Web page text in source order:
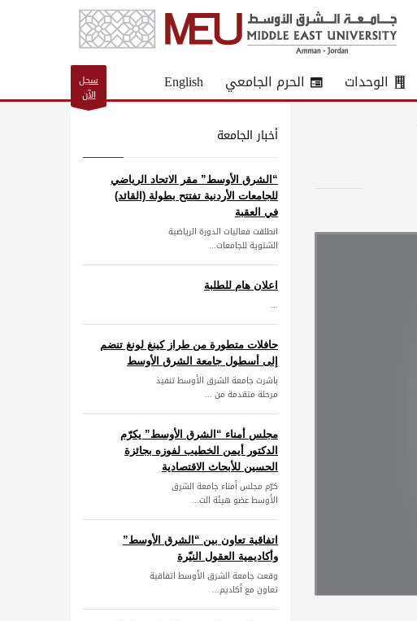
الوحدات الحرم الجامعي English
سجل
الآن
أخبار الجامعة
“الشرق الأوسط” مقر الاتحاد الرياضي
للجامعات الأردنية تفتتح بطولة (القائد)
في العقبة
انطلقت فعاليات الدورة الرياضية
الشتوية للجامعات...
اعلان هام للطلبة
...
حافلات متطورة من طراز كينغ لونغ تنضم
إلى أسطول جامعة الشرق الأوسط
باشرت جامعة الشرق الأوسط تنفيذ
مرحلة متقدمة من ...
مجلس أمناء “الشرق الأوسط” يكرّم
الدكتور أيمن الخطيب لفوزه بجائزة
الحسين للأبحاث الاقتصادية
كرّم مجلس أمناء جامعة الشرق
الأوسط عضو هيئة الت...
اتفاقية تعاون بين “الشرق الأوسط”
وأكاديمية العقول النيّرة
وقعت جامعة الشرق الأوسط اتفاقية
تعاون مع أكاديم...